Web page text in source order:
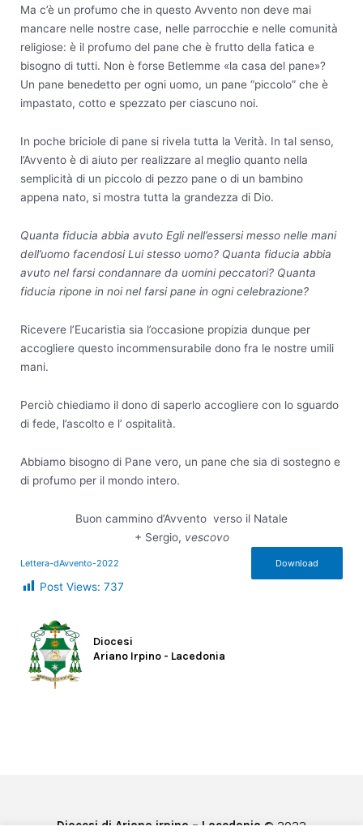
Ma c’è un profumo che in questo Avvento non deve mai
mancare nelle nostre case, nelle parrocchie e nelle comunità
religiose: è il profumo del pane che è frutto della fatica e
bisogno di tutti. Non è forse Betlemme «la casa del pane»?
Un pane benedetto per ogni uomo, un pane “piccolo” che è
impastato, cotto e spezzato per ciascuno noi.
In poche briciole di pane si rivela tutta la Verità. In tal senso,
l’Avvento è di aiuto per realizzare al meglio quanto nella
semplicità di un piccolo di pezzo pane o di un bambino
appena nato, si mostra tutta la grandezza di Dio.
Quanta fiducia abbia avuto Egli nell’essersi messo nelle mani
dell’uomo facendosi Lui stesso uomo? Quanta fiducia abbia
avuto nel farsi condannare da uomini peccatori? Quanta
fiducia ripone in noi nel farsi pane in ogni celebrazione?
Ricevere l’Eucaristia sia l’occasione propizia dunque per
accogliere questo incommensurabile dono fra le nostre umili
mani.
Perciò chiediamo il dono di saperlo accogliere con lo sguardo
di fede, l’ascolto e l’ ospitalità.
Abbiamo bisogno di Pane vero, un pane che sia di sostegno e
di profumo per il mondo intero.
Buon cammino d’Avvento verso il Natale
+ Sergio, vescovo
Lettera-dAvvento-2022 Download
Post Views: 737
Diocesi
Ariano Irpino - Lacedonia
Diocesi di Ariano irpino – Lacedonia © 2022